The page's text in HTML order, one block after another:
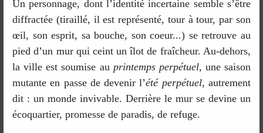
Un personnage, dont l’identité incertaine semble s’être
diffractée (tiraillé, il est représenté, tour à tour, par son
œil, son esprit, sa bouche, son coeur...) se retrouve au
pied d’un mur qui ceint un îlot de fraîcheur. Au-dehors,
la ville est soumise au printemps perpétuel, une saison
mutante en passe de devenir l’été perpétuel, autrement
dit : un monde invivable. Derrière le mur se devine un
écoquartier, promesse de paradis, de refuge.